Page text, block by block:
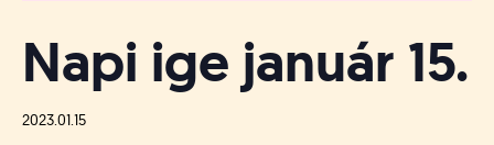
i
R
f
Napi ige január 15.
2023.01.15